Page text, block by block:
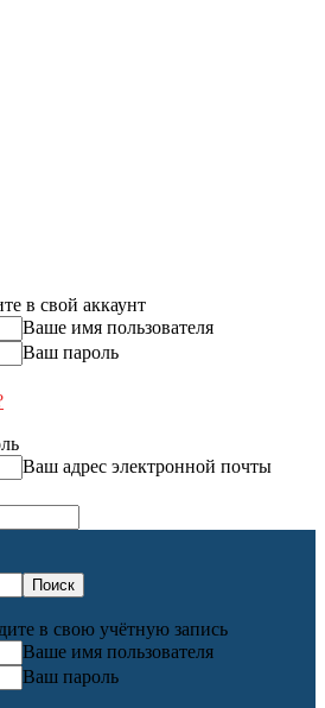
в свой аккаунт
Ваше имя пользователя
Ваш пароль
Ваш адрес электронной почты
в свою учётную запись
Ваше имя пользователя
Ваш пароль